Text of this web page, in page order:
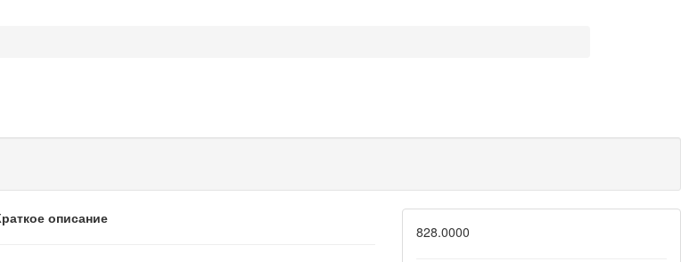
описание
828.0000